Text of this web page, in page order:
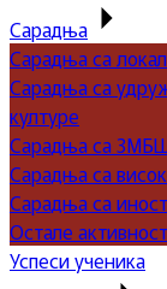
Сарадња
Сарадња са
Сарадња са
културе
Сарадња са
Сарадња са
Сарадња са
Остале
Успеси ученика